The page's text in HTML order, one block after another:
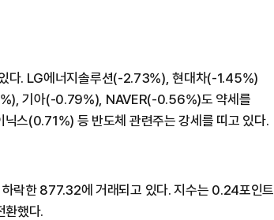
다. LG에너지솔루션(-2.73%), 현대차(-1.45%)
기아(-0.79%), NAVER(-0.56%)도 약세를
스(0.71%) 등 반도체 관련주는 강세를 띠고 있다.
락한 877.32에 거래되고 있다. 지수는 0.24포인트
했다.